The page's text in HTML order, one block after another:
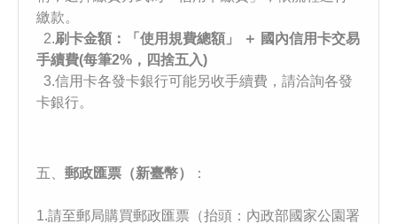
繳款。
2.刷卡金額：「使用規費總額」 ＋ 國內信用卡交易
手續費(每筆2%，四捨五入)
3.信用卡各發卡銀行可能另收手續費，請洽詢各發
卡銀行。
五、 郵政匯票（新臺幣） ：
1.請至郵局購買郵政匯票（抬頭：內政部國家公園署